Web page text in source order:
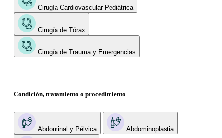
Cirugía Cardiovascular Pediátrica
Cirugía de Tórax
Cirugía de Trauma y Emergencias
Condición, tratamiento o procedimiento
Abdominal y Pélvica Abdominoplastia